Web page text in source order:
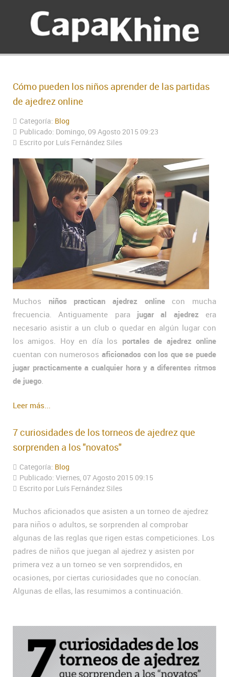
Cómo pueden los niños aprender de las partidas
de ajedrez online
Categoría: Blog
Publicado: Domingo, 09 Agosto 2015 09:23
Escrito por Luís Fernández Siles
Muchos niños practican ajedrez onlinecon mucha
frecuencia. Antiguamente para jugar al ajedrez era
necesario asistir a un club o quedar en algún lugar con
los amigos. Hoy en día los portales de ajedrez online
cuentan con numerosos aficionados con los que se puede
jugar practicamente a cualquier hora y a diferentes ritmos
de juego
Leer más...
7 curiosidades de los torneos de ajedrez que
sorprenden a los "novatos"
Categoría: Blog
Publicado: Viernes, 07 Agosto 2015 09:15
Escrito por Luís Fernández Siles
Muchos aficionados que asisten a un torneo de ajedrez
para niños o adultos, se sorprenden al comprobar
algunas de las reglas que rigen estas competiciones. Los
padres de niños que juegan al ajedrez y asisten por
primera vez a un torneo se ven sorprendidos, en
ocasiones, por ciertas curiosidades que no conocían.
Algunas de ellas, las resumimos a continuación.